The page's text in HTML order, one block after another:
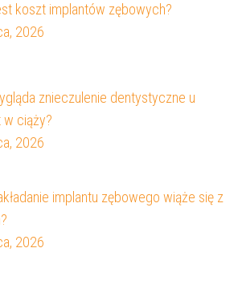
koszt implantów zębowych?
2026
znieczulenie dentystyczne u
w ciąży?
2026
implantu zębowego wiąże się z
2026